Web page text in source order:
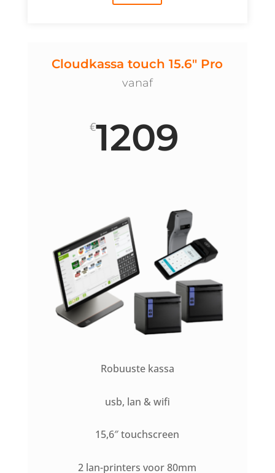
Cloudkassa touch 15.6" Pro
vanaf
€1209
Robuuste kassa
usb, lan & wifi
15,6″ touchscreen
2 lan-printers voor 80mm